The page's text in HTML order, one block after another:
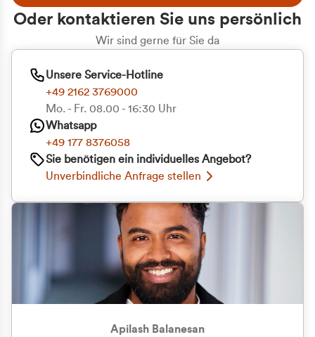
Oder kontaktieren Sie uns persönlich
Wir sind gerne für Sie da
Unsere Service-Hotline
+49 2162 3769000
Mo. - Fr. 08.00 - 16:30 Uhr
Whatsapp
+49 177 8376058
Sie benötigen ein individuelles Angebot?
Unverbindliche Anfrage stellen
Apilash Balanesan